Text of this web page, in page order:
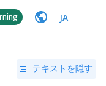
JA
テキストを隠す